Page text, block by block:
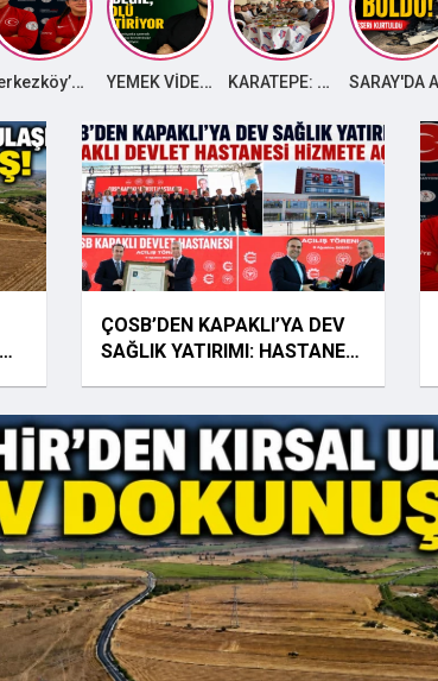
Çerkezköy’ün Gururları Milli Takım Kampında! YEMEK VİDEOLARI İŞTAHI DEĞİL, KONTROLÜ KAYBETTİRİYOR KARATEPE: "TOPLU TAŞIMADA MAĞDURUZ"
ÇOSB’DEN KAPAKLI’YA DEV
SAĞLIK YATIRIMI: HASTANE